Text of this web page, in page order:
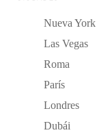
Nueva York
Las Vegas
Roma
París
Londres
Dubái